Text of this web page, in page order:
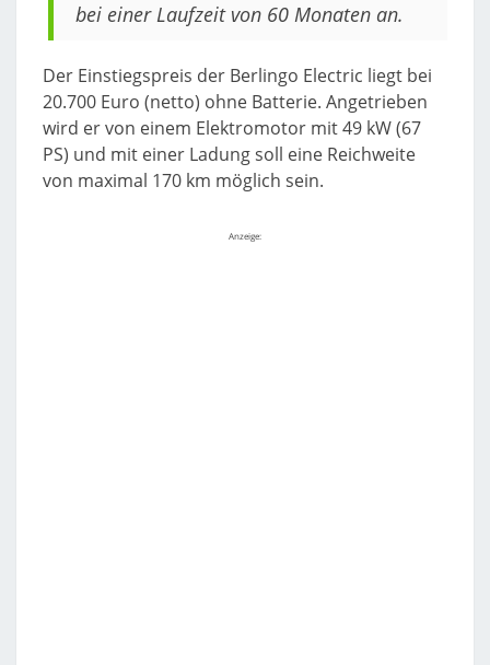
bei einer Laufzeit von 60 Monaten an.
Der Einstiegspreis der Berlingo Electric liegt bei
20.700 Euro (netto) ohne Batterie. Angetrieben
wird er von einem Elektromotor mit 49 kW (67
PS) und mit einer Ladung soll eine Reichweite
von maximal 170 km möglich sein.
Anzeige: